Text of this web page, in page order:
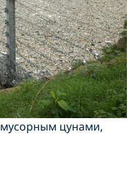
мусорным цунами,